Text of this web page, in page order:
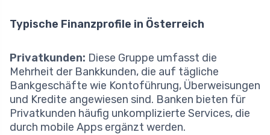
Typische Finanzprofile in Österreich
Privatkunden: Diese Gruppe umfasst die
Mehrheit der Bankkunden, die auf tägliche
Bankgeschäfte wie Kontoführung, Überweisungen
und Kredite angewiesen sind. Banken bieten für
Privatkunden häufig unkomplizierte Services, die
durch mobile Apps ergänzt werden.